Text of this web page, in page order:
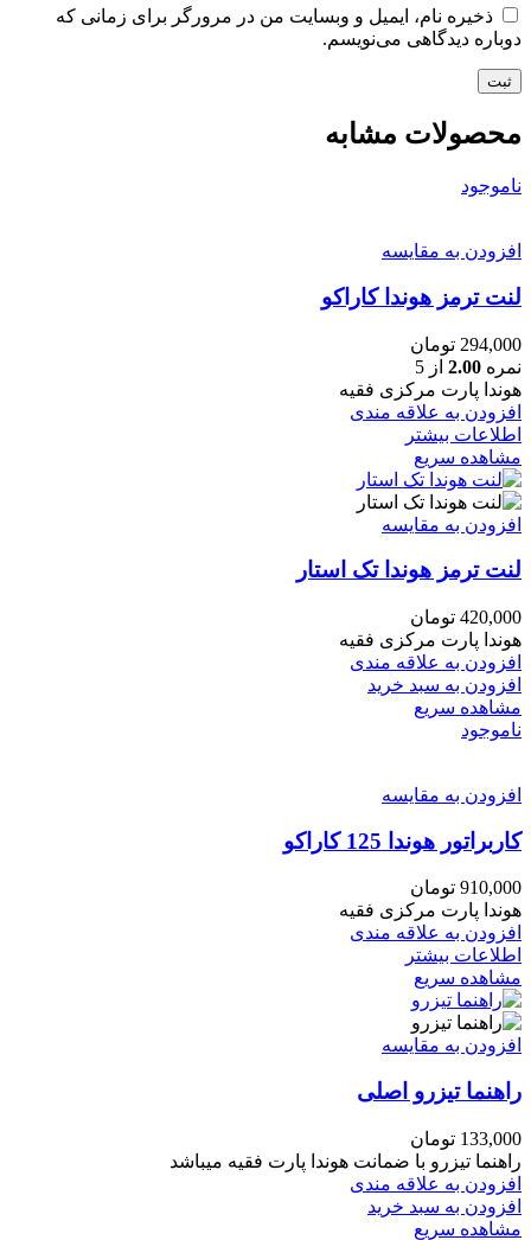
ذخیره نام، ایمیل و وبسایت من در مرورگر برای زمانی که
دوباره دیدگاهی می‌نویسم.
محصولات مشابه
ناموجود
افزودن به مقایسه
لنت ترمز هوندا کاراکو
294,000 تومان
نمره 2.00 از 5
هوندا پارت مرکزی فقیه
افزودن به علاقه مندی
اطلاعات بیشتر
مشاهده سریع
افزودن به مقایسه
لنت ترمز هوندا تک استار
420,000 تومان
هوندا پارت مرکزی فقیه
افزودن به علاقه مندی
افزودن به سبد خرید
مشاهده سریع
ناموجود
افزودن به مقایسه
کاربراتور هوندا 125 کاراکو
910,000 تومان
هوندا پارت مرکزی فقیه
افزودن به علاقه مندی
اطلاعات بیشتر
مشاهده سریع
افزودن به مقایسه
راهنما تیزرو اصلی
133,000 تومان
راهنما تیزرو با ضمانت هوندا پارت فقیه میباشد
افزودن به علاقه مندی
افزودن به سبد خرید
مشاهده سریع